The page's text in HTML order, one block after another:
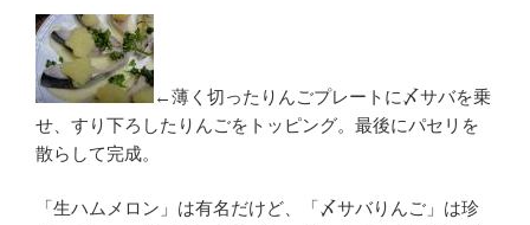
←薄く切ったりんごプレートに〆サバを乗
せ、すり下ろしたりんごをトッピング。最後にパセリを
散らして完成。
「生ハムメロン」は有名だけど、「〆サバりんご」は珍